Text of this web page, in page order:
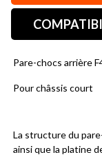
Pare-chocs arrière
Pour châssis court
La structure du
ainsi que la platine